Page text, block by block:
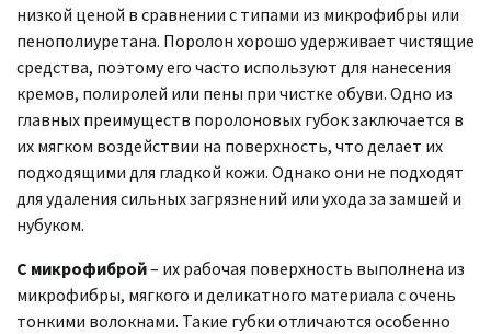
низкой ценой в сравнении с типами из микрофибры или
пенополиуретана. Поролон хорошо удерживает чистящие
средства, поэтому его часто используют для нанесения
кремов, полиролей или пены при чистке обуви. Одно из
главных преимуществ поролоновых губок заключается в
их мягком воздействии на поверхность, что делает их
подходящими для гладкой кожи. Однако они не подходят
для удаления сильных загрязнений или ухода за замшей и
нубуком.
С микрофиброй– их рабочая поверхность выполнена из
микрофибры, мягкого и деликатного материала с очень
тонкими волокнами. Такие губки отличаются особенно